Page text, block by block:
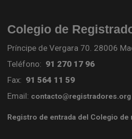
Colegio de
Príncipe de Vergara 70. 28006
Teléfono: 91 270 17 96
Fax: 91 564 11 59
Email: contacto@registradores.org
Registro de entrada del Colegio